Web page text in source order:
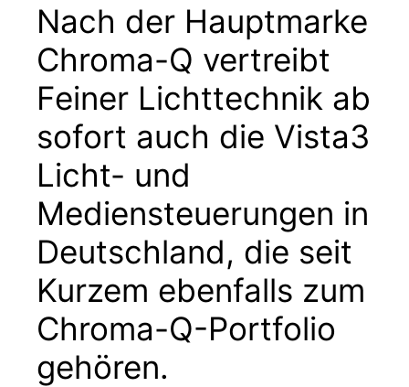
Nach der Hauptmarke
Chroma-Q vertreibt
Feiner Lichttechnik ab
sofort auch die Vista3
Licht- und
Mediensteuerungen in
Deutschland, die seit
Kurzem ebenfalls zum
Chroma-Q-Portfolio
gehören.